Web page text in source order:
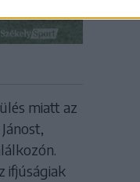
miatt az
ifjúságiak